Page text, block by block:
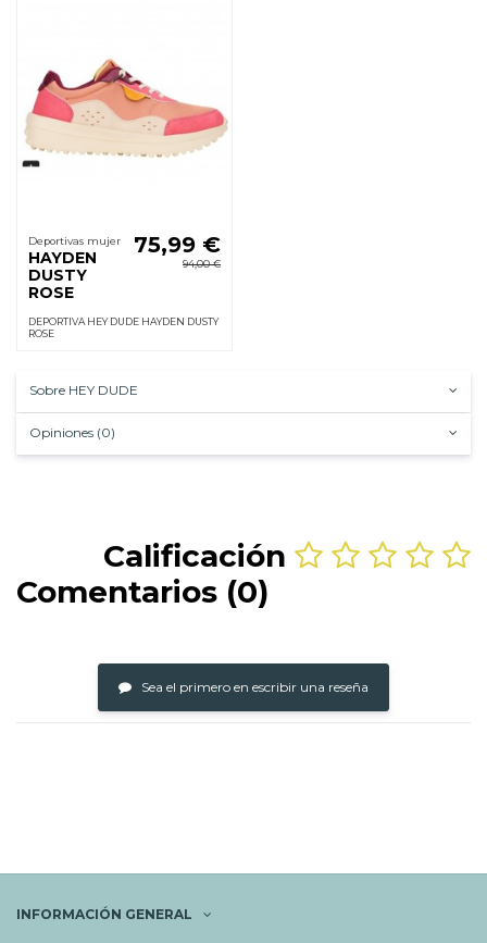
Deportivas mujer
HAYDEN
DUSTY
ROSE
75,99 €
94,00 €
DEPORTIVA HEY DUDE HAYDEN DUSTY
ROSE
Sobre HEY DUDE
Opiniones (0)
Calificación
Comentarios (0)
Sea el primero en escribir una reseña
INFORMACIÓN GENERAL